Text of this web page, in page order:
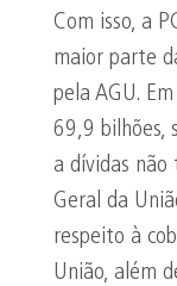
Com isso, a
maior parte
pela AGU.
69,9 bilhões,
a dívidas não
Geral da
respeito à
União, além